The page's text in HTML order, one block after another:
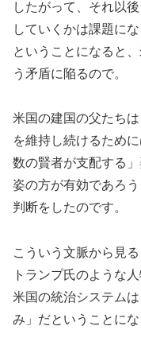
したがって、それ以
していくかは課題に
ということになると
う矛盾に陥るので。
米国の建国の父たち
を維持し続けるため
数の賢者が支配する
姿の方が有効であろ
判断をしたのです。
こういう文脈から見
トランプ氏のような
米国の統治システム
み」だということにな